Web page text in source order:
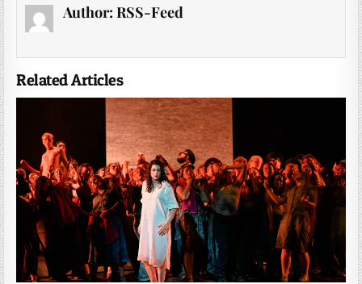
Author: RSS-Feed
Related Articles